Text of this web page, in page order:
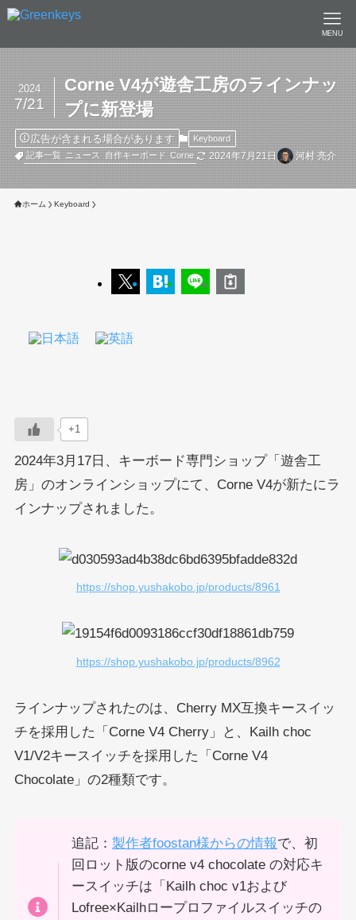
MENU
Corne V4が遊舎工房のラインナッ
プに新登場
2024
7/21
広告が含まれる場合があります
Keyboard
記事一覧 ニュース 自作キーボード Corne 2024年7月21日 河村 亮介
ホーム Keyboard
+1
2024年3月17日、キーボード専門ショップ「遊舎工
房」のオンラインショップにて、Corne V4が新たにラ
インナップされました。
https://shop.yushakobo.jp/products/8961
https://shop.yushakobo.jp/products/8962
ラインナップされたのは、Cherry MX互換キースイッ
チを採用した「Corne V4 Cherry」と、Kailh choc
V1/V2キースイッチを採用した「Corne V4
Chocolate」の2種類です。
追記：製作者foostan様からの情報で、初
回ロット版のcorne v4 chocolate の対応キ
ースイッチは「Kailh choc v1および
Lofree×Kailhロープロファイルスイッチの